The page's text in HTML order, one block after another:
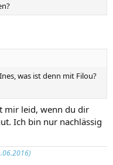
was ist denn mit Filou?
mir leid, wenn du dir
Ich bin nur nachlässig